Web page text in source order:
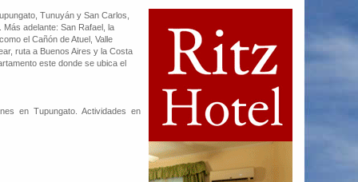
Tunuyán y San Carlos,
adelante: San Rafael, la
el Cañón de Atuel, Valle
ruta a Buenos Aires y la Costa
este donde se ubica el
en Tupungato. Actividades en